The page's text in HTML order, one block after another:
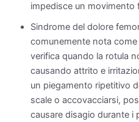
impedisce un movimento
Sindrome del dolore
comunemente nota
verifica quando la rotula
causando attrito e
un piegamento ripetitivo
scale o accovacciarsi,
causare disagio durante i